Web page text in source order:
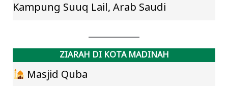
Kampung Suuq Lail, Arab Saudi
ZIARAH DI KOTA MADINAH
Masjid Quba